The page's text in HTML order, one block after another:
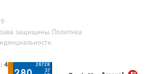
защищены. Политика
4